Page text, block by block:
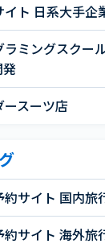
イト 日系大手企
ラミングスクー
発
ースーツ店
約サイト 国内旅
約サイト 海外旅